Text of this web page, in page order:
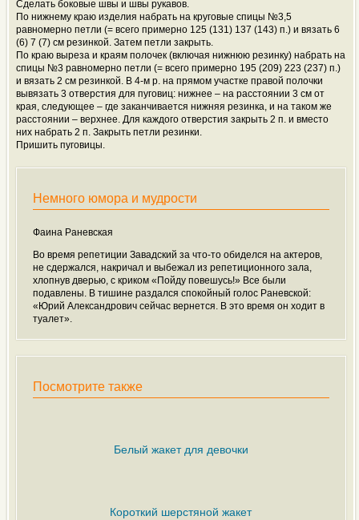
Сделать боковые швы и швы рукавов.
По нижнему краю изделия набрать на круговые спицы №3,5
равномерно петли (= всего примерно 125 (131) 137 (143) п.) и вязать 6
(6) 7 (7) см резинкой. Затем петли закрыть.
По краю выреза и краям полочек (включая нижнюю резинку) набрать на
спицы №3 равномерно петли (= всего примерно 195 (209) 223 (237) п.)
и вязать 2 см резинкой. В 4-м р. на прямом участке правой полочки
вывязать 3 отверстия для пуговиц: нижнее – на расстоянии 3 см от
края, следующее – где заканчивается нижняя резинка, и на таком же
расстоянии – верхнее. Для каждого отверстия закрыть 2 п. и вместо
них набрать 2 п. Закрыть петли резинки.
Пришить пуговицы.
Немного юмора и мудрости
Фаина Раневская
Во время репетиции Завадский за что-то обиделся на актеров,
не сдержался, накричал и выбежал из репетиционного зала,
хлопнув дверью, с криком «Пойду повешусь!» Все были
подавлены. В тишине раздался спокойный голос Раневской:
«Юрий Александрович сейчас вернется. В это время он ходит в
туалет».
Посмотрите также
Белый жакет для девочки
Короткий шерстяной жакет